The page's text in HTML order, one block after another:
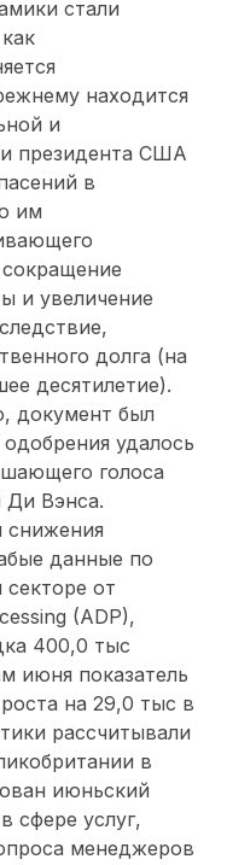
стали
находится
и
президента США
в
им
и увеличение
долга (на
десятилетие).
документ был
удалось
голоса
Вэнса.
снижения
данные по
от
(ADP),
400,0 тыс
июня показатель
на 29,0 тыс в
рассчитывали
в
июньский
сфере услуг,
менеджеров